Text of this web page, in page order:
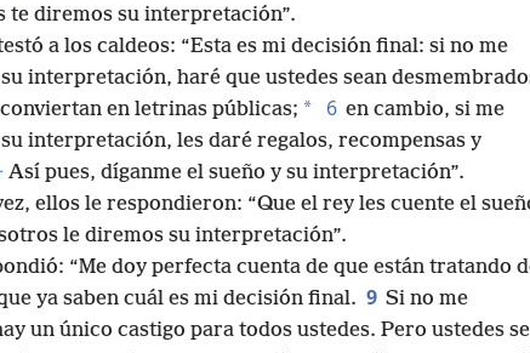
+“¡Oh, rey, vive eternamente! Cuéntales el sueño a tus
te diremos su interpretación”.
a los caldeos: “Esta es mi decisión final: si no me
interpretación, haré que ustedes sean desmembrados
conviertan en letrinas públicas; * 6 en cambio, si me
interpretación, les daré regalos, recompensas y
Así pues, díganme el sueño y su interpretación”.
ellos le respondieron: “Que el rey les cuente el sueño
le diremos su interpretación”.
“Me doy perfecta cuenta de que están tratando de
ya saben cuál es mi decisión final. 9 Si no me